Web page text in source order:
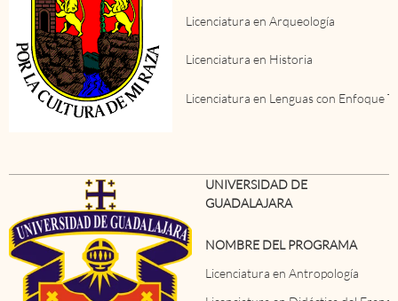
Licenciatura en Arqueología
Licenciatura en Historia
Licenciatura en Lenguas con Enfoque
UNIVERSIDAD DE
GUADALAJARA
NOMBRE DEL PROGRAMA
Licenciatura en Antropología